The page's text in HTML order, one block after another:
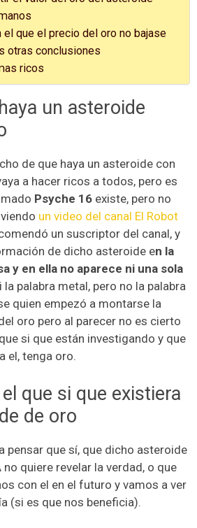
que el precio del oro no bajase
otras conclusiones
ricos
un asteroide
de que haya un asteroide con
a hacer ricos a todos, pero es
Psyche 16 existe, pero no
un video del canal El Robot
un suscriptor del canal, y
de dicho asteroide en la
y en ella no aparece ni una sola
la palabra metal, pero no la palabra
quien empezó a montarse la
oro pero al parecer no es cierto
si que están investigando y que
el, tenga oro.
que si que existiera
de oro
pensar que sí, que dicho asteroide
no quiere revelar la verdad, o que
con el en el futuro y vamos a ver
(si es que nos beneficia).